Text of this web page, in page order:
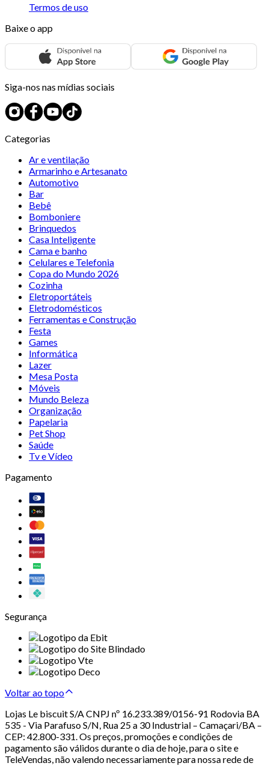
Termos de uso
Baixe o app
Siga-nos nas mídias sociais
Categorias
Ar e ventilação
Armarinho e Artesanato
Automotivo
Bar
Bebê
Bomboniere
Brinquedos
Casa Inteligente
Cama e banho
Celulares e Telefonia
Copa do Mundo 2026
Cozinha
Eletroportáteis
Eletrodomésticos
Ferramentas e Construção
Festa
Games
Informática
Lazer
Mesa Posta
Móveis
Mundo Beleza
Organização
Papelaria
Pet Shop
Saúde
Tv e Vídeo
Pagamento
Segurança
Voltar ao topo
Lojas Le biscuit S/A CNPJ nº 16.233.389/0156-91 Rodovia BA
535 - Via Parafuso S/N, Rua 25 a 30 Industrial – Camaçari/BA –
CEP: 42.800-331. Os preços, promoções e condições de
pagamento são válidos durante o dia de hoje, para o site e
TeleVendas, não valendo necessariamente para nossa rede de